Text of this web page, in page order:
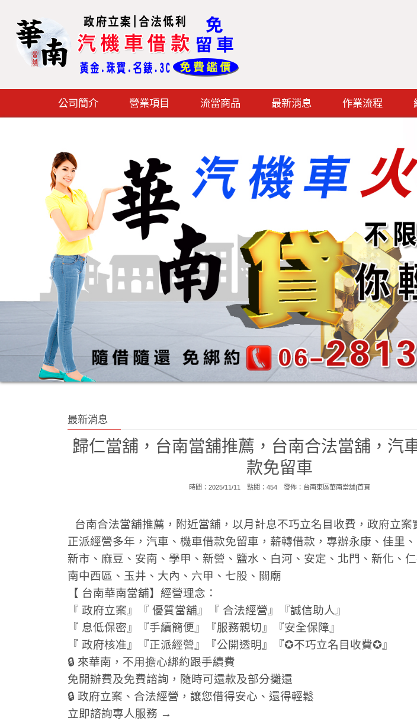
公司簡介 營業項目 流當商品 最新消息 作業流程
最新消息
歸仁當舖，台南當舖推薦，台南合法當舖，汽
款免留車
時間：2025/11/11 點閱：454 發佈： 台南東區華南當舖|首頁
台南合法當舖推薦，附近當舖，以月計息不巧立名目收費，政府立案
正派經營多年，汽車、機車借款免留車，薪轉借款，專辦永康、佳里、
新市、麻豆、安南、學甲、新營、鹽水、白河、安定、北門、新化、
南中西區、玉井、大內、六甲、七股、關廟
【 台南華南當舖】經營理念：
『 政府立案』『 優質當舖』『 合法經營』『誠信助人』
『 息低保密』『手續簡便』『服務親切』『安全保障』
『 政府核准』『正派經營』『公開透明』『✪不巧立名目收費✪』
🔒 來華南，不用擔心綁約跟手續費
免開辦費及免費諮詢，隨時可還款及部分攤還
🔒 政府立案、合法經營，讓您借得安心、還得輕鬆
立即諮詢專人服務 →